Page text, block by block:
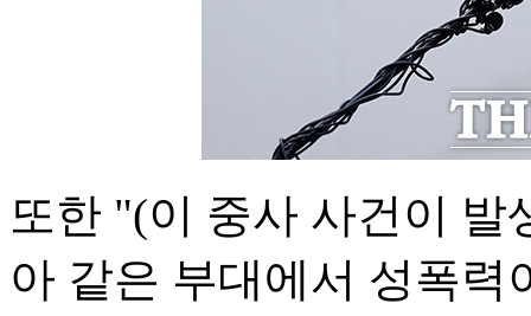
또한 "(이 중사 사건이 발
아 같은 부대에서 성폭력